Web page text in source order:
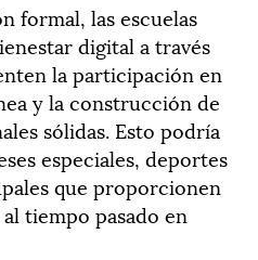
formal, las escuelas
digital a través
la participación en
y la construcción de
sólidas. Esto podría
especiales, deportes
que proporcionen
tiempo pasado en